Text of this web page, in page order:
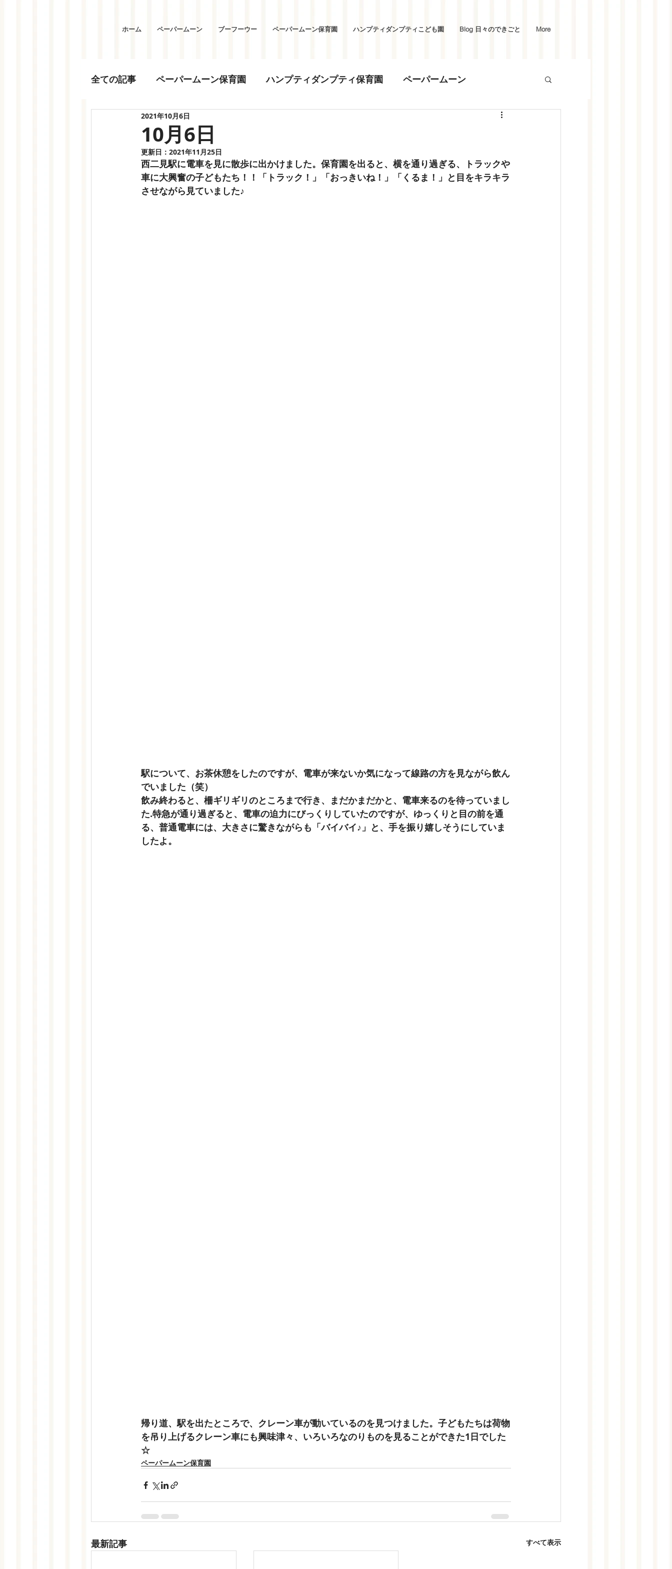
ホーム ペーパームーン ブーフーウー ペーパームーン保育園 ハンプティダンプティこども園 Blog 日々のできごと More
全ての記事 ペーパームーン保育園 ハンプティダンプティ保育園 ペーパームーン
10月6日
2021年10月6日
更新日： 2021年11月25日
西二見駅に電車を見に散歩に出かけました。保育園を出ると、横を通り過ぎる、トラックや
車に大興奮の子どもたち！！「トラック！」「おっきいね！」「くるま！」と目をキラキラ
させながら見ていました♪
駅について、お茶休憩をしたのですが、電車が来ないか気になって線路の方を見ながら飲ん
でいました（笑）
飲み終わると、柵ギリギリのところまで行き、まだかまだかと、電車来るのを待っていまし
た.特急が通り過ぎると、電車の迫力にびっくりしていたのですが、ゆっくりと目の前を通
る、普通電車には、大きさに驚きながらも「バイバイ♪」と、手を振り嬉しそうにしていま
したよ。
帰り道、駅を出たところで、クレーン車が動いているのを見つけました。子どもたちは荷物
を吊り上げるクレーン車にも興味津々、いろいろなのりものを見ることができた1日でした
☆
ペーパームーン保育園
最新記事 すべて表示